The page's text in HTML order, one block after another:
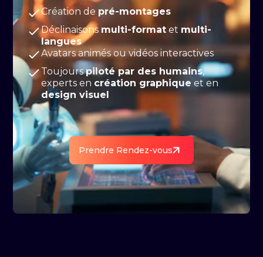
Création de pré-montages
Déclinaisons multi-format et multi-
langues
Avatars animés ou vidéos interactives
Toujourspiloté par des humains,
experts en création graphique et en
design visuel
Prendre Rendez-vous